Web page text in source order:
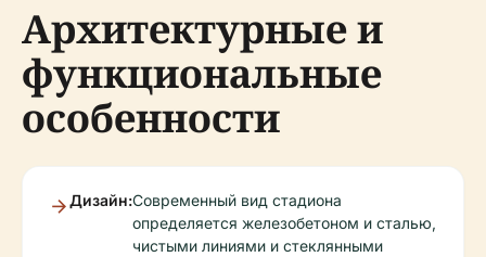
Архитектурные и
функциональные
особенности
Дизайн:Современный вид стадиона
определяется железобетоном и сталью,
чистыми линиями и стеклянными